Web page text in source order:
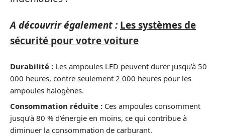
A découvrir également : Les systèmes de
sécurité pour votre voiture
Durabilité : Les ampoules LED peuvent durer jusqu’à 50
000 heures, contre seulement 2 000 heures pour les
ampoules halogènes.
Consommation réduite : Ces ampoules consomment
jusqu’à 80 % d’énergie en moins, ce qui contribue à
diminuer la consommation de carburant.